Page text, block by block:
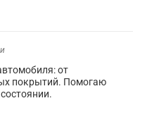
от
покрытий. Помогаю